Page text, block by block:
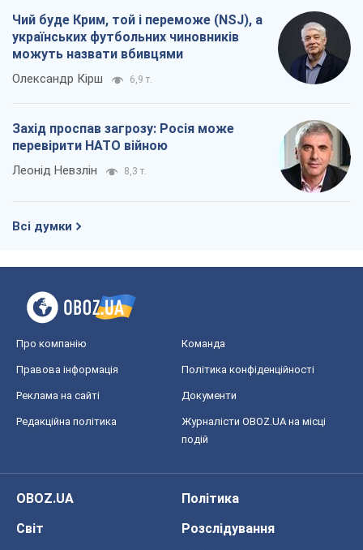
Чий буде Крим, той і переможе (NSJ), а
українських футбольних чиновників
можуть назвати вбивцями
Олександр Кірш 6,9 т.
Захід проспав загрозу: Росія може
перевірити НАТО війною
Леонід Невзлін 8,3 т.
Всі думки
Про компанію Команда
Правова інформація Політика конфіденційності
Реклама на сайті Документи
Редакційна політика
Журналісти OBOZ.UA на місці
подій
OBOZ.UA
Політика
Світ
Розслідування